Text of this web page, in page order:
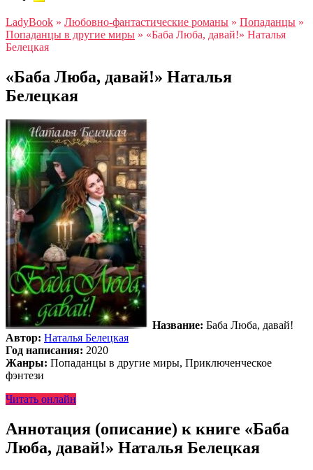
LadyBook » Любовно-фантастические романы » Попаданцы »
Попаданцы в другие миры » «Баба Люба, давай!» Наталья
Белецкая
«Баба Люба, давай!» Наталья
Белецкая
Название: Баба Люба, давай!
Автор: Наталья Белецкая
Год написания: 2020
Жанры: Попаданцы в другие миры, Приключенческое
фэнтези
Читать онлайн
Аннотация (описание) к книге «Баба
Люба, давай!» Наталья Белецкая